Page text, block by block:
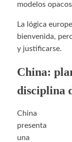
modelos
La lógica
bienvenida,
y justificarse.
China:
disciplina
China
presenta
una